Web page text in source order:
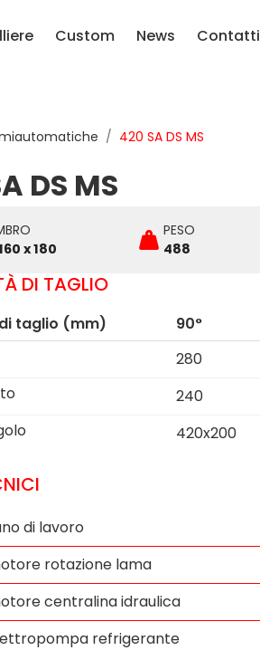
Custom News Contatti
420 SA DS MS
DS MS
x 180
PESO
488
DI TAGLIO
taglio (mm) 90°
280
240
420x200
di lavoro
rotazione lama
centralina idraulica
refrigerante